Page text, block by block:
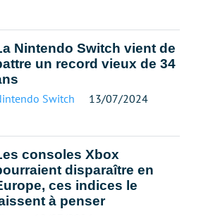
Nintendo Switch vient de
un record vieux de 34
Switch 13/07/2024
consoles Xbox
disparaître en
ces indices le
à penser